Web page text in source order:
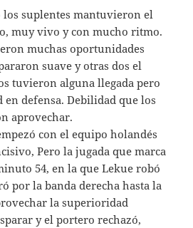
suplentes mantuvieron el
muy vivo y con mucho ritmo.
muchas oportunidades
suave y otras dos el
tuvieron alguna llegada pero
defensa. Debilidad que los
aprovechar.
con el equipo holandés
Pero la jugada que marca
54, en la que Lekue robó
por la banda derecha hasta la
la superioridad
y el portero rechazó,